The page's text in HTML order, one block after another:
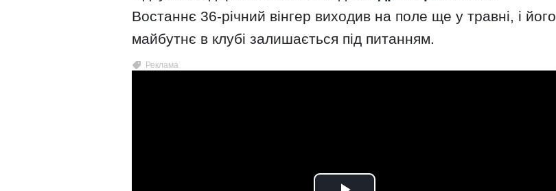
Востаннє 36-річний вінгер виходив на поле ще у травні, і його
майбутнє в клубі залишається під питанням.